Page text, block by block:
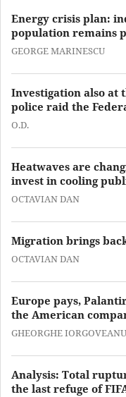
Energy crisis plan:
population remains
GEORGE MARINESCU
Investigation also at
police raid the
O.D.
Heatwaves are
invest in cooling
OCTAVIAN DAN
Migration brings
OCTAVIAN DAN
Europe pays,
the American
GHEORGHE IORGOVEANU
Analysis: Total
the last refuge of